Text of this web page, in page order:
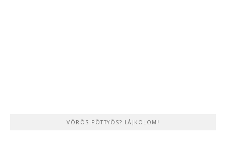
VÖRÖS PÖTTYÖS? LÁJKOLOM!